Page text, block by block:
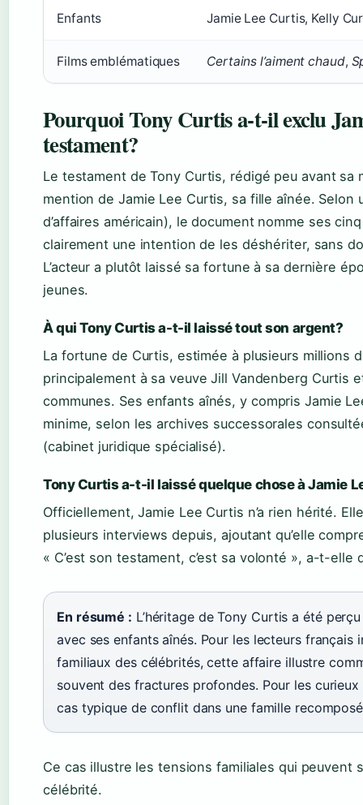
Enfants Jamie Lee Curtis, Kelly
Films emblématiques Certains l’aiment chaud,
Pourquoi Tony Curtis a-t-il exclu
testament?
Le testament de Tony Curtis, rédigé peu avant sa
mention de Jamie Lee Curtis, sa fille aînée. Selon
d’affaires américain), le document nomme ses
clairement une intention de les déshériter, sans
L’acteur a plutôt laissé sa fortune à sa dernière
jeunes.
À qui Tony Curtis a-t-il laissé tout son argent?
La fortune de Curtis, estimée à plusieurs millions
principalement à sa veuve Jill Vandenberg Curtis
communes. Ses enfants aînés, y compris Jamie
minime, selon les archives successorales
(cabinet juridique spécialisé).
Tony Curtis a-t-il laissé quelque chose à Jamie
Officiellement, Jamie Lee Curtis n’a rien hérité.
plusieurs interviews depuis, ajoutant qu’elle
« C’est son testament, c’est sa volonté », a-t-elle
En résumé : L’héritage de Tony Curtis a été
avec ses enfants aînés. Pour les lecteurs français
familiaux des célébrités, cette affaire illustre
souvent des fractures profondes. Pour les curieux
cas typique de conflit dans une famille
Ce cas illustre les tensions familiales qui peuvent
célébrité.